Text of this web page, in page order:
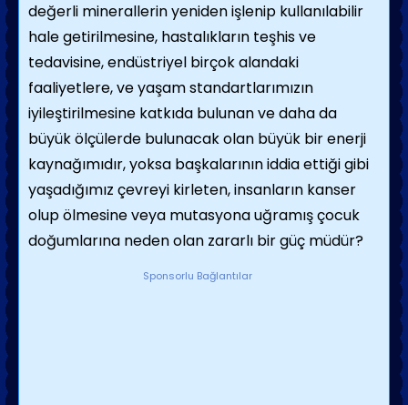
değerli minerallerin yeniden işlenip kullanılabilir
hale getirilmesine, hastalıkların teşhis ve
tedavisine, endüstriyel birçok alandaki
faaliyetlere, ve yaşam standartlarımızın
iyileştirilmesine katkıda bulunan ve daha da
büyük ölçülerde bulunacak olan büyük bir enerji
kaynağımıdır, yoksa başkalarının iddia ettiği gibi
yaşadığımız çevreyi kirleten, insanların kanser
olup ölmesine veya mutasyona uğramış çocuk
doğumlarına neden olan zararlı bir güç müdür?
Sponsorlu Bağlantılar